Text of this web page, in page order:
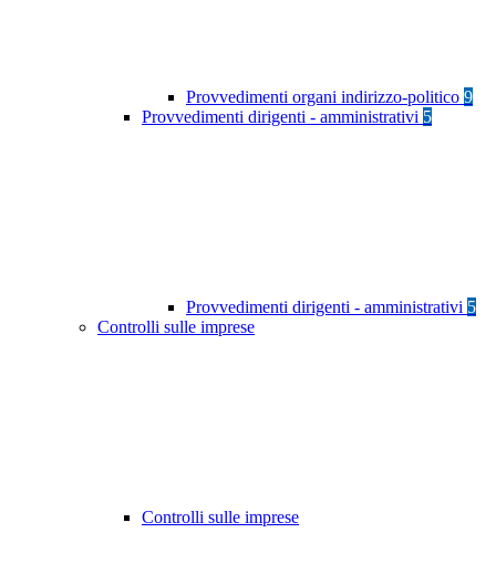
Provvedimenti organi indirizzo-politico 9
Provvedimenti dirigenti - amministrativi 5
Provvedimenti dirigenti - amministrativi 5
Controlli sulle imprese
Controlli sulle imprese